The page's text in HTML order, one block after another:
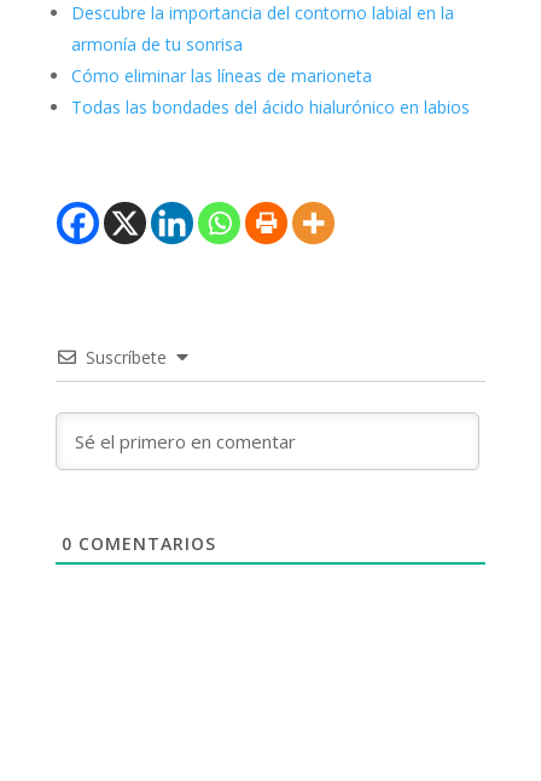
Descubre la importancia del contorno labial en la
armonía de tu sonrisa
Cómo eliminar las líneas de marioneta
Todas las bondades del ácido hialurónico en labios
Suscríbete
0 COMENTARIOS